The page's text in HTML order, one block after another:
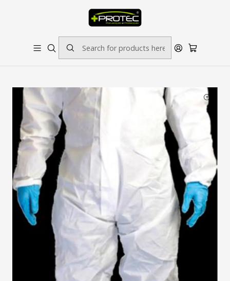
SOLICITE ORÇAMENTO PARA ESTAMPADOS/BORDADOS // SINALÉTICA:
OUTRAS DIMENSÕES SOB CONSULTA
Home Vestuário de Segurança
FATO PROTEÇÃO EKA 55 CHEMSPLASH